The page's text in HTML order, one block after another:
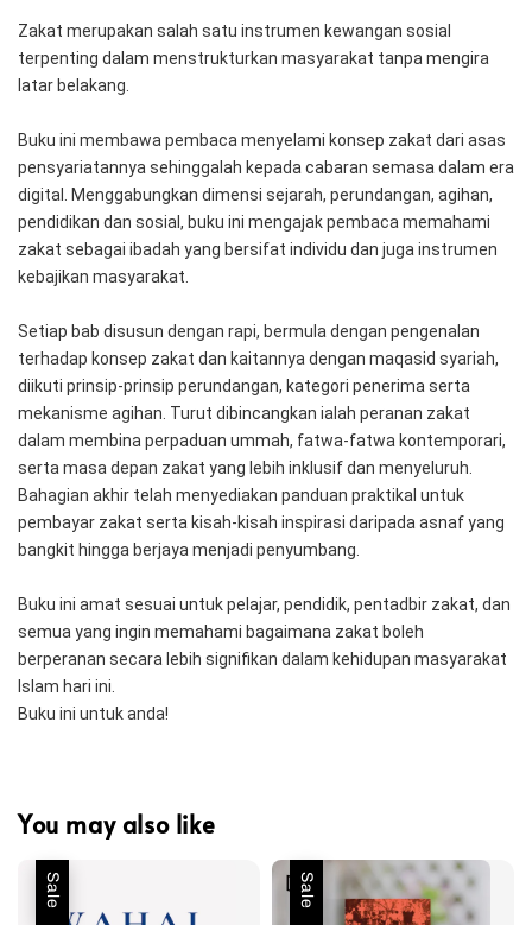
Zakat merupakan salah satu instrumen kewangan sosial
terpenting dalam menstrukturkan masyarakat tanpa mengira
latar belakang.
Buku ini membawa pembaca menyelami konsep zakat dari asas
pensyariatannya sehinggalah kepada cabaran semasa dalam era
digital. Menggabungkan dimensi sejarah, perundangan, agihan,
pendidikan dan sosial, buku ini mengajak pembaca memahami
zakat sebagai ibadah yang bersifat individu dan juga instrumen
kebajikan masyarakat.
Setiap bab disusun dengan rapi, bermula dengan pengenalan
terhadap konsep zakat dan kaitannya dengan maqasid syariah,
diikuti prinsip-prinsip perundangan, kategori penerima serta
mekanisme agihan. Turut dibincangkan ialah peranan zakat
dalam membina perpaduan ummah, fatwa-fatwa kontemporari,
serta masa depan zakat yang lebih inklusif dan menyeluruh.
Bahagian akhir telah menyediakan panduan praktikal untuk
pembayar zakat serta kisah-kisah inspirasi daripada asnaf yang
bangkit hingga berjaya menjadi penyumbang.
Buku ini amat sesuai untuk pelajar, pendidik, pentadbir zakat, dan
semua yang ingin memahami bagaimana zakat boleh
berperanan secara lebih signifikan dalam kehidupan masyarakat
Islam hari ini.
Buku ini untuk anda!
You may also like
Sale Sale